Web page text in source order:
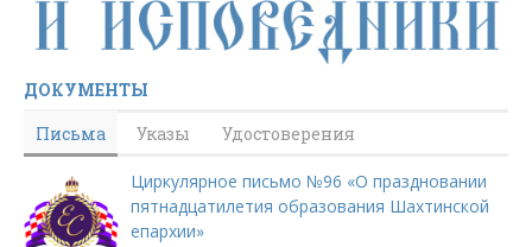
ДОКУМЕНТЫ
Письма
Указы Удостоверения
Циркулярное письмо №96 «О праздновании
пятнадцатилетия образования Шахтинской
епархии»